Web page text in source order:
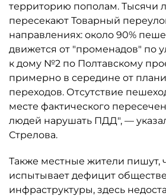
территорию пополам. Тысячи
пересекают Товарный
направлениях: около 90%
движется от "променадов" по
к дому №2 по Полтавскому
примерно в середине от
переходов. Отсутствие
месте фактического
людей нарушать ПДД", —
Стрелова.
Также местные жители пишут,
испытывает дефицит
инфраструктуры, здесь